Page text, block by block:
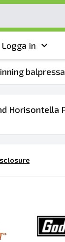
Logga in
Horisontella